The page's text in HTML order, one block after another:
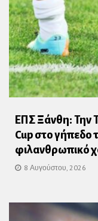
ΕΠΣ Ξάνθη: Την
Cup στο γήπεδο
φιλανθρωπικό
8 Αυγούστου, 2026